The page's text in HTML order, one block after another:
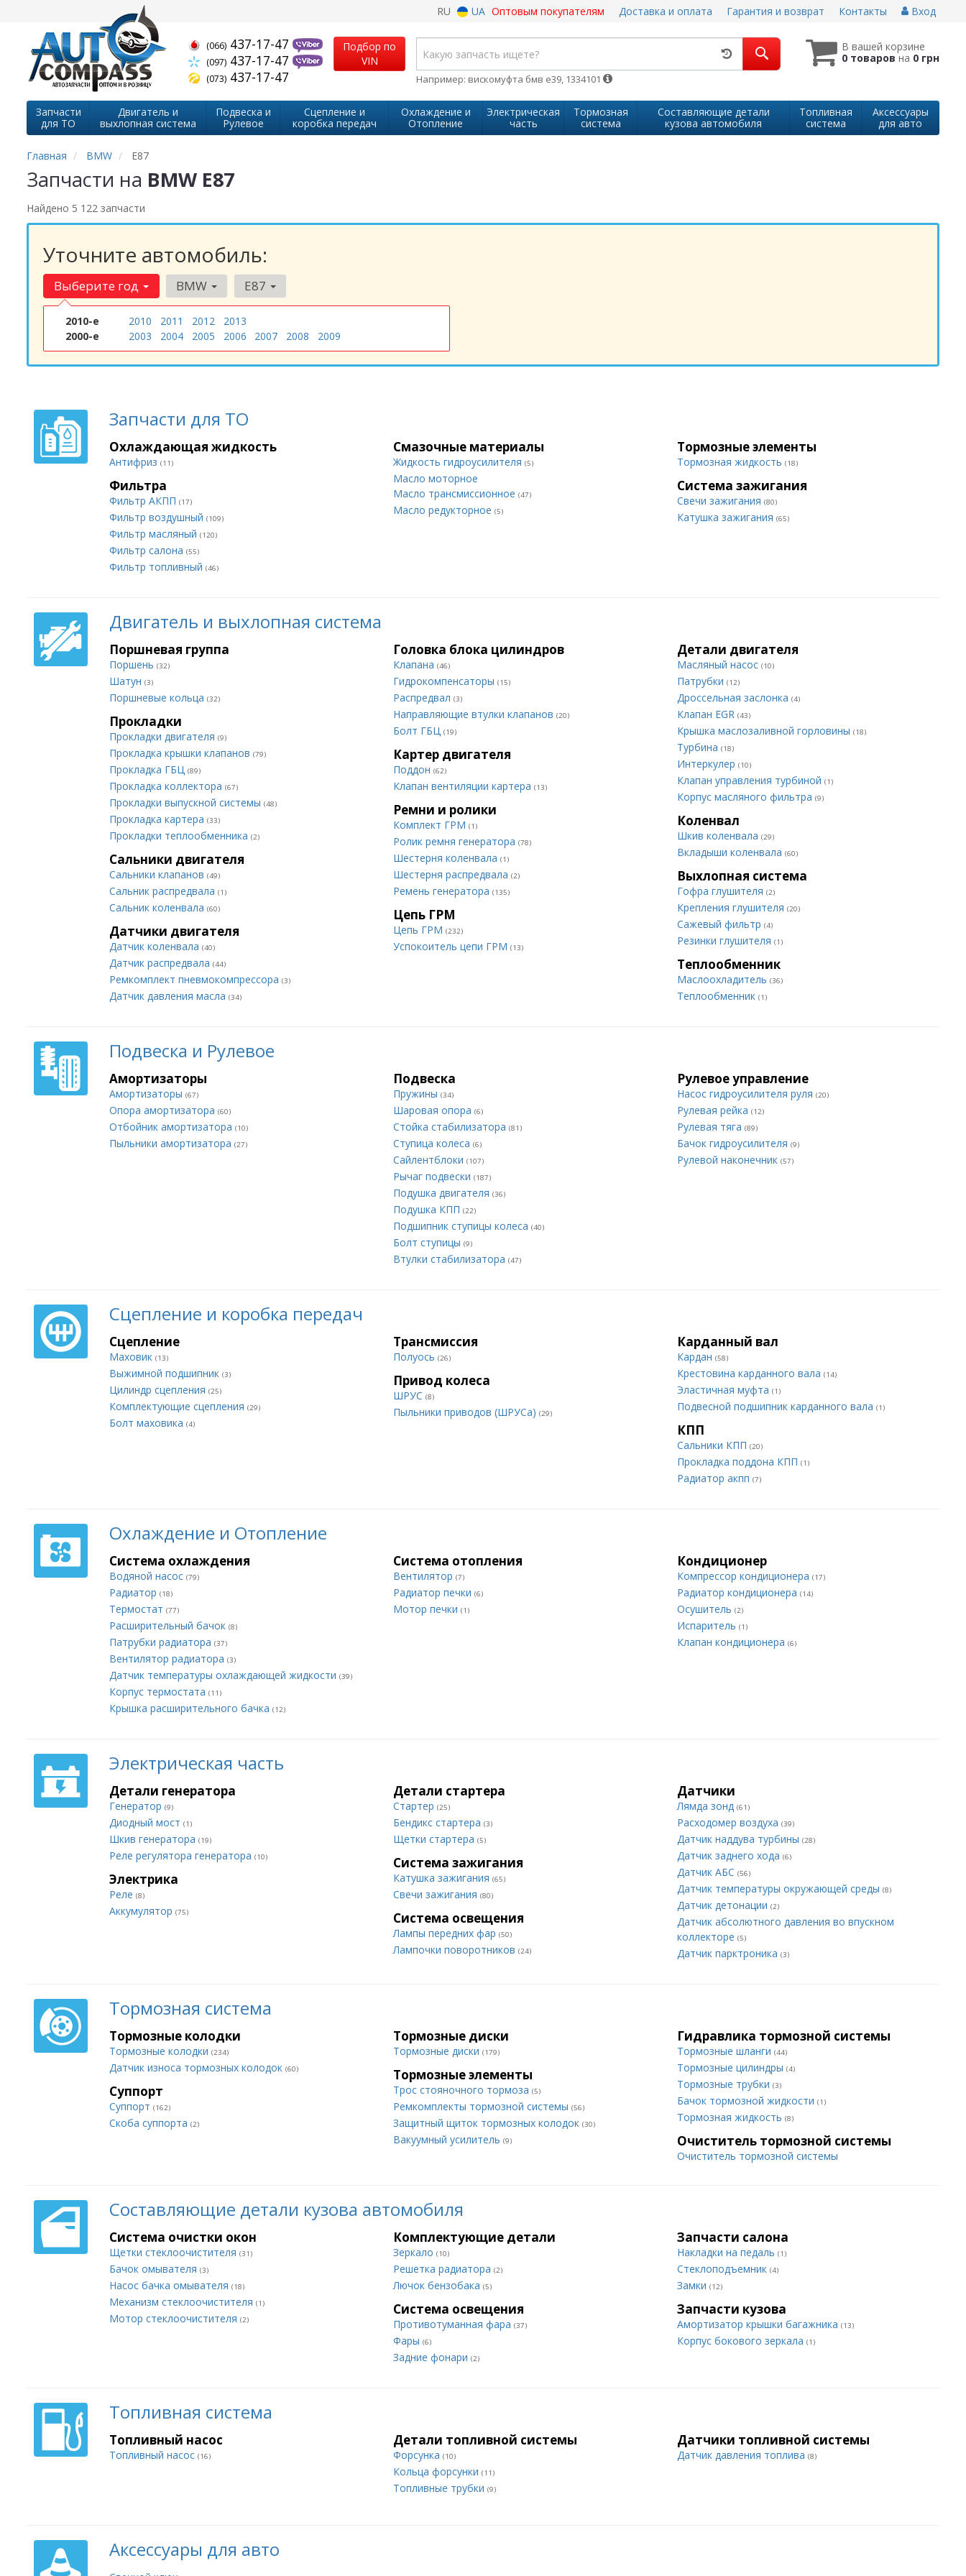
RU UA Оптовым покупателям Доставка и оплата Гарантия и возврат Контакты Вход
(066) 437-17-47
(097) 437-17-47
(073) 437-17-47
Подбор по
VIN
В вашей корзине
0 товаровна 0 грн
Например: вискомуфта бмв е39, 1334101
Запчасти
для ТО
Двигатель и
выхлопная система
Подвеска и
Рулевое
Сцепление и
коробка передач
Охлаждение и
Отопление
Электрическая
часть
Тормозная
система
Составляющие детали
кузова автомобиля
Топливная
система
Аксессуары
для авто
Главная BMW E87
Запчасти на BMW E87
Найдено 5 122 запчасти
Уточните автомобиль:
Выберите год
2010-е 2010 2011 2012
2013
2000-е
2003 2004 2005 2006 2007 2008 2009
BMW E87
Запчасти для ТО
Охлаждающая жидкость
Антифриз (11)
Смазочные материалы
Жидкость гидроусилителя (5)
Масло моторное
Масло трансмиссионное (47)
Масло редукторное (5)
Тормозные элементы
Тормозная жидкость (18)
Фильтра
Фильтр АКПП (17)
Фильтр воздушный (109)
Фильтр масляный (120)
Фильтр салона (55)
Фильтр топливный (46)
Система зажигания
Свечи зажигания (80)
Катушка зажигания (65)
Двигатель и выхлопная система
Поршневая группа
Поршень (32)
Шатун (3)
Поршневые кольца (32)
Головка блока цилиндров
Клапана (46)
Гидрокомпенсаторы (15)
Распредвал (3)
Направляющие втулки клапанов (20)
Болт ГБЦ (19)
Детали двигателя
Масляный насос (10)
Патрубки (12)
Дроссельная заслонка (4)
Клапан EGR (43)
Крышка маслозаливной горловины (18)
Турбина (18)
Интеркулер (10)
Клапан управления турбиной (1)
Корпус масляного фильтра (9)
Прокладки
Прокладки двигателя (9)
Прокладка крышки клапанов (79)
Прокладка ГБЦ (89)
Прокладка коллектора (67)
Прокладки выпускной системы (48)
Прокладка картера (33)
Прокладки теплообменника (2)
Картер двигателя
Поддон (62)
Клапан вентиляции картера (13)
Ремни и ролики
Комплект ГРМ (1)
Ролик ремня генератора (78)
Шестерня коленвала (1)
Шестерня распредвала (2)
Ремень генератора (135)
Коленвал
Шкив коленвала (29)
Вкладыши коленвала (60)
Сальники двигателя
Сальники клапанов (49)
Сальник распредвала (1)
Сальник коленвала (60)
Выхлопная система
Гофра глушителя (2)
Крепления глушителя (20)
Сажевый фильтр (4)
Резинки глушителя (1)
Цепь ГРМ
Цепь ГРМ (232)
Успокоитель цепи ГРМ (13)
Датчики двигателя
Датчик коленвала (40)
Датчик распредвала (44)
Ремкомплект пневмокомпрессора (3)
Датчик давления масла (34)
Теплообменник
Маслоохладитель (36)
Теплообменник (1)
Подвеска и Рулевое
Амортизаторы
Амортизаторы (67)
Опора амортизатора (60)
Отбойник амортизатора (10)
Пыльники амортизатора (27)
Подвеска
Пружины (34)
Шаровая опора (6)
Стойка стабилизатора (81)
Ступица колеса (6)
Сайлентблоки (107)
Рычаг подвески (187)
Подушка двигателя (36)
Подушка КПП (22)
Подшипник ступицы колеса (40)
Болт ступицы (9)
Втулки стабилизатора (47)
Рулевое управление
Насос гидроусилителя руля (20)
Рулевая рейка (12)
Рулевая тяга (89)
Бачок гидроусилителя (9)
Рулевой наконечник (57)
Сцепление и коробка передач
Сцепление
Маховик (13)
Выжимной подшипник (3)
Цилиндр сцепления (25)
Комплектующие сцепления (29)
Болт маховика (4)
Трансмиссия
Полуось (26)
Карданный вал
Кардан (58)
Крестовина карданного вала (14)
Эластичная муфта (1)
Подвесной подшипник карданного вала (1)
Привод колеса
ШРУС (8)
Пыльники приводов (ШРУСа) (29)
КПП
Сальники КПП (20)
Прокладка поддона КПП (1)
Радиатор акпп (7)
Охлаждение и Отопление
Система охлаждения
Водяной насос (79)
Радиатор (18)
Термостат (77)
Расширительный бачок (8)
Патрубки радиатора (37)
Вентилятор радиатора (3)
Датчик температуры охлаждающей жидкости (39)
Корпус термостата (11)
Крышка расширительного бачка (12)
Система отопления
Вентилятор (7)
Радиатор печки (6)
Мотор печки (1)
Кондиционер
Компрессор кондиционера (17)
Радиатор кондиционера (14)
Осушитель (2)
Испаритель (1)
Клапан кондиционера (6)
Электрическая часть
Детали генератора
Генератор (9)
Диодный мост (1)
Шкив генератора (19)
Реле регулятора генератора (10)
Детали стартера
Стартер (25)
Бендикс стартера (3)
Щетки стартера (5)
Датчики
Лямда зонд (61)
Расходомер воздуха (39)
Датчик наддува турбины (28)
Датчик заднего хода (6)
Датчик АБС (56)
Датчик температуры окружающей среды (8)
Датчик детонации (2)
Датчик абсолютного давления во впускном
коллекторе (5)
Датчик парктроника (3)
Система зажигания
Катушка зажигания (65)
Свечи зажигания (80)
Электрика
Реле (8)
Аккумулятор (75) Система освещения
Лампы передних фар (50)
Лампочки поворотников (24)
Тормозная система
Тормозные колодки
Тормозные колодки (234)
Датчик износа тормозных колодок (60)
Тормозные диски
Тормозные диски (179)
Гидравлика тормозной системы
Тормозные шланги (44)
Тормозные цилиндры (4)
Тормозные трубки (3)
Бачок тормозной жидкости (1)
Тормозная жидкость (8)
Тормозные элементы
Трос стояночного тормоза (5)
Ремкомплекты тормозной системы (56)
Защитный щиток тормозных колодок (30)
Вакуумный усилитель (9)
Суппорт
Суппорт (162)
Скоба суппорта (2)
Очиститель тормозной системы
Очиститель тормозной системы
Составляющие детали кузова автомобиля
Система очистки окон
Щетки стеклоочистителя (31)
Бачок омывателя (3)
Насос бачка омывателя (18)
Механизм стеклоочистителя (1)
Мотор стеклоочистителя (2)
Комплектующие детали
Зеркало (10)
Решетка радиатора (2)
Лючок бензобака (5)
Запчасти салона
Накладки на педаль (1)
Стеклоподъемник (4)
Замки (12)
Система освещения
Противотуманная фара (37)
Фары (6)
Задние фонари (2)
Запчасти кузова
Амортизатор крышки багажника (13)
Корпус бокового зеркала (1)
Топливная система
Топливный насос
Топливный насос (16)
Детали топливной системы
Форсунка (10)
Кольца форсунки (11)
Топливные трубки (9)
Датчики топливной системы
Датчик давления топлива (8)
Аксессуары для авто